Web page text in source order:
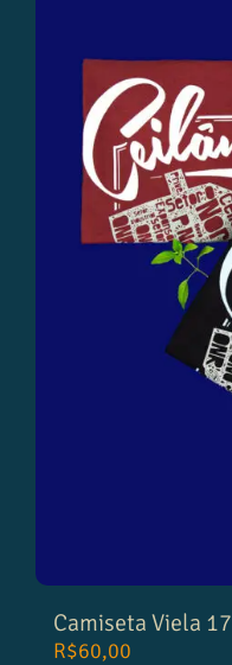
Camiseta Viela 17
R$60,00